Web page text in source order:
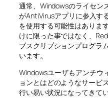
通常、Windowsのライセン
がAntiVirusアプリに参入す
を使用する可能性はありま
けに限った事ではなく、
ブスクリプションプログラ
います。
Windowsユーザもアンチウ
ョンとはどのようなサービ
行い易い状況になってきて